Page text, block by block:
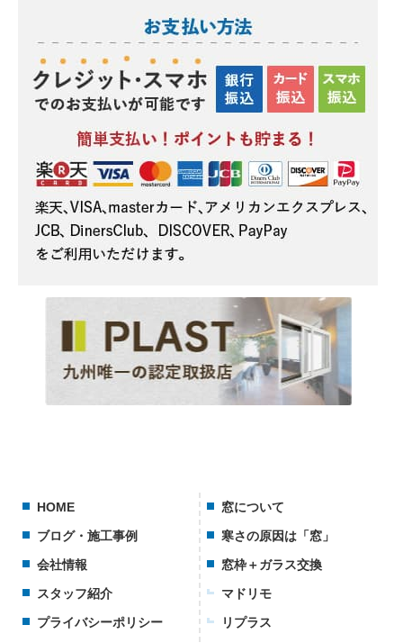
HOME
ブログ・施工事例
会社情報
スタッフ紹介
プライバシーポリシー
窓について
寒さの原因は「窓」
窓枠＋ガラス交換
マドリモ
リプラス